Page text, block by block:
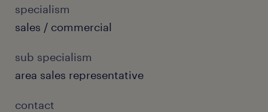
specialism
sales / commercial
sub specialism
area sales representative
contact